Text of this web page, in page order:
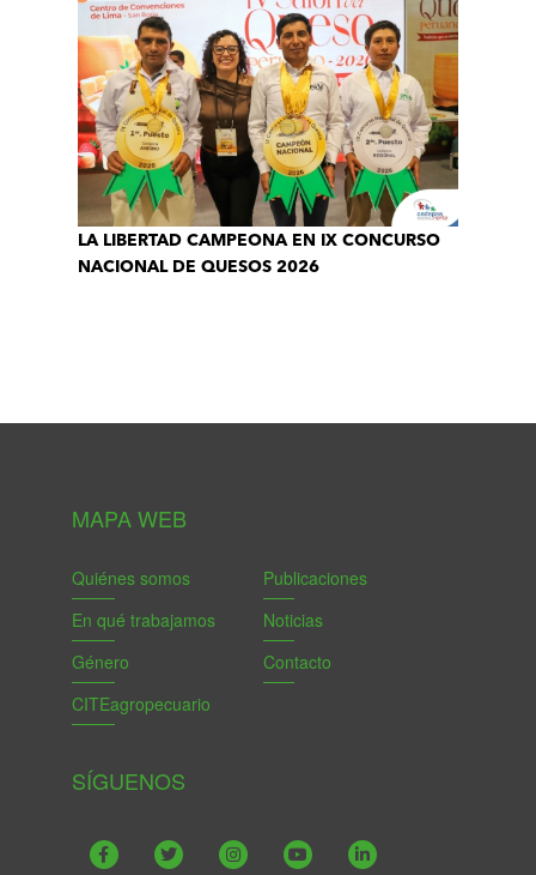
LA LIBERTAD CAMPEONA EN IX CONCURSO
NACIONAL DE QUESOS 2026
MAPA WEB
Quiénes somos
En qué trabajamos
Género
CITEagropecuario
Publicaciones
Noticias
Contacto
SÍGUENOS